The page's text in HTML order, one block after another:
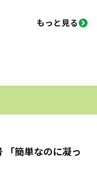
もっと見る
「簡単なのに凝っ